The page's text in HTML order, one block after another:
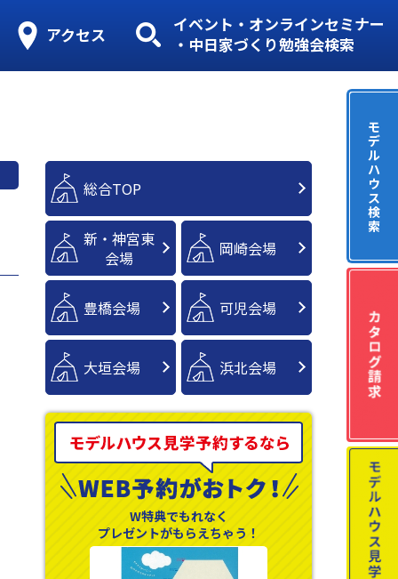
アクセス
イベント・オンラインセミナー
・中日家づくり勉強会検索
総合TOP
新・神宮東
会場
岡崎会場
豊橋会場 可児会場
大垣会場 浜北会場
W特典でもれなく
プレゼントがもらえちゃう！
モ
デ
ル
ハ
ウ
ス
検
索